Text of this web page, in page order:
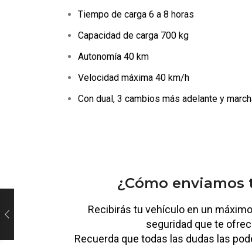
Tiempo de carga 6 a 8 horas
Capacidad de carga 700 kg
Autonomía 40 km
Velocidad máxima 40 km/h
Con dual, 3 cambios más adelante y
¿Cómo enviamos
Recibirás tu vehículo en un
seguridad que te
Recuerda que todas las dudas las